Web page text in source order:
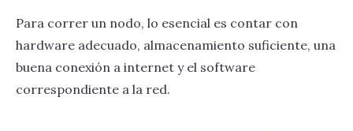
Para correr un nodo, lo esencial es contar con
hardware adecuado, almacenamiento suficiente, una
buena conexión a internet y el software
correspondiente a la red.